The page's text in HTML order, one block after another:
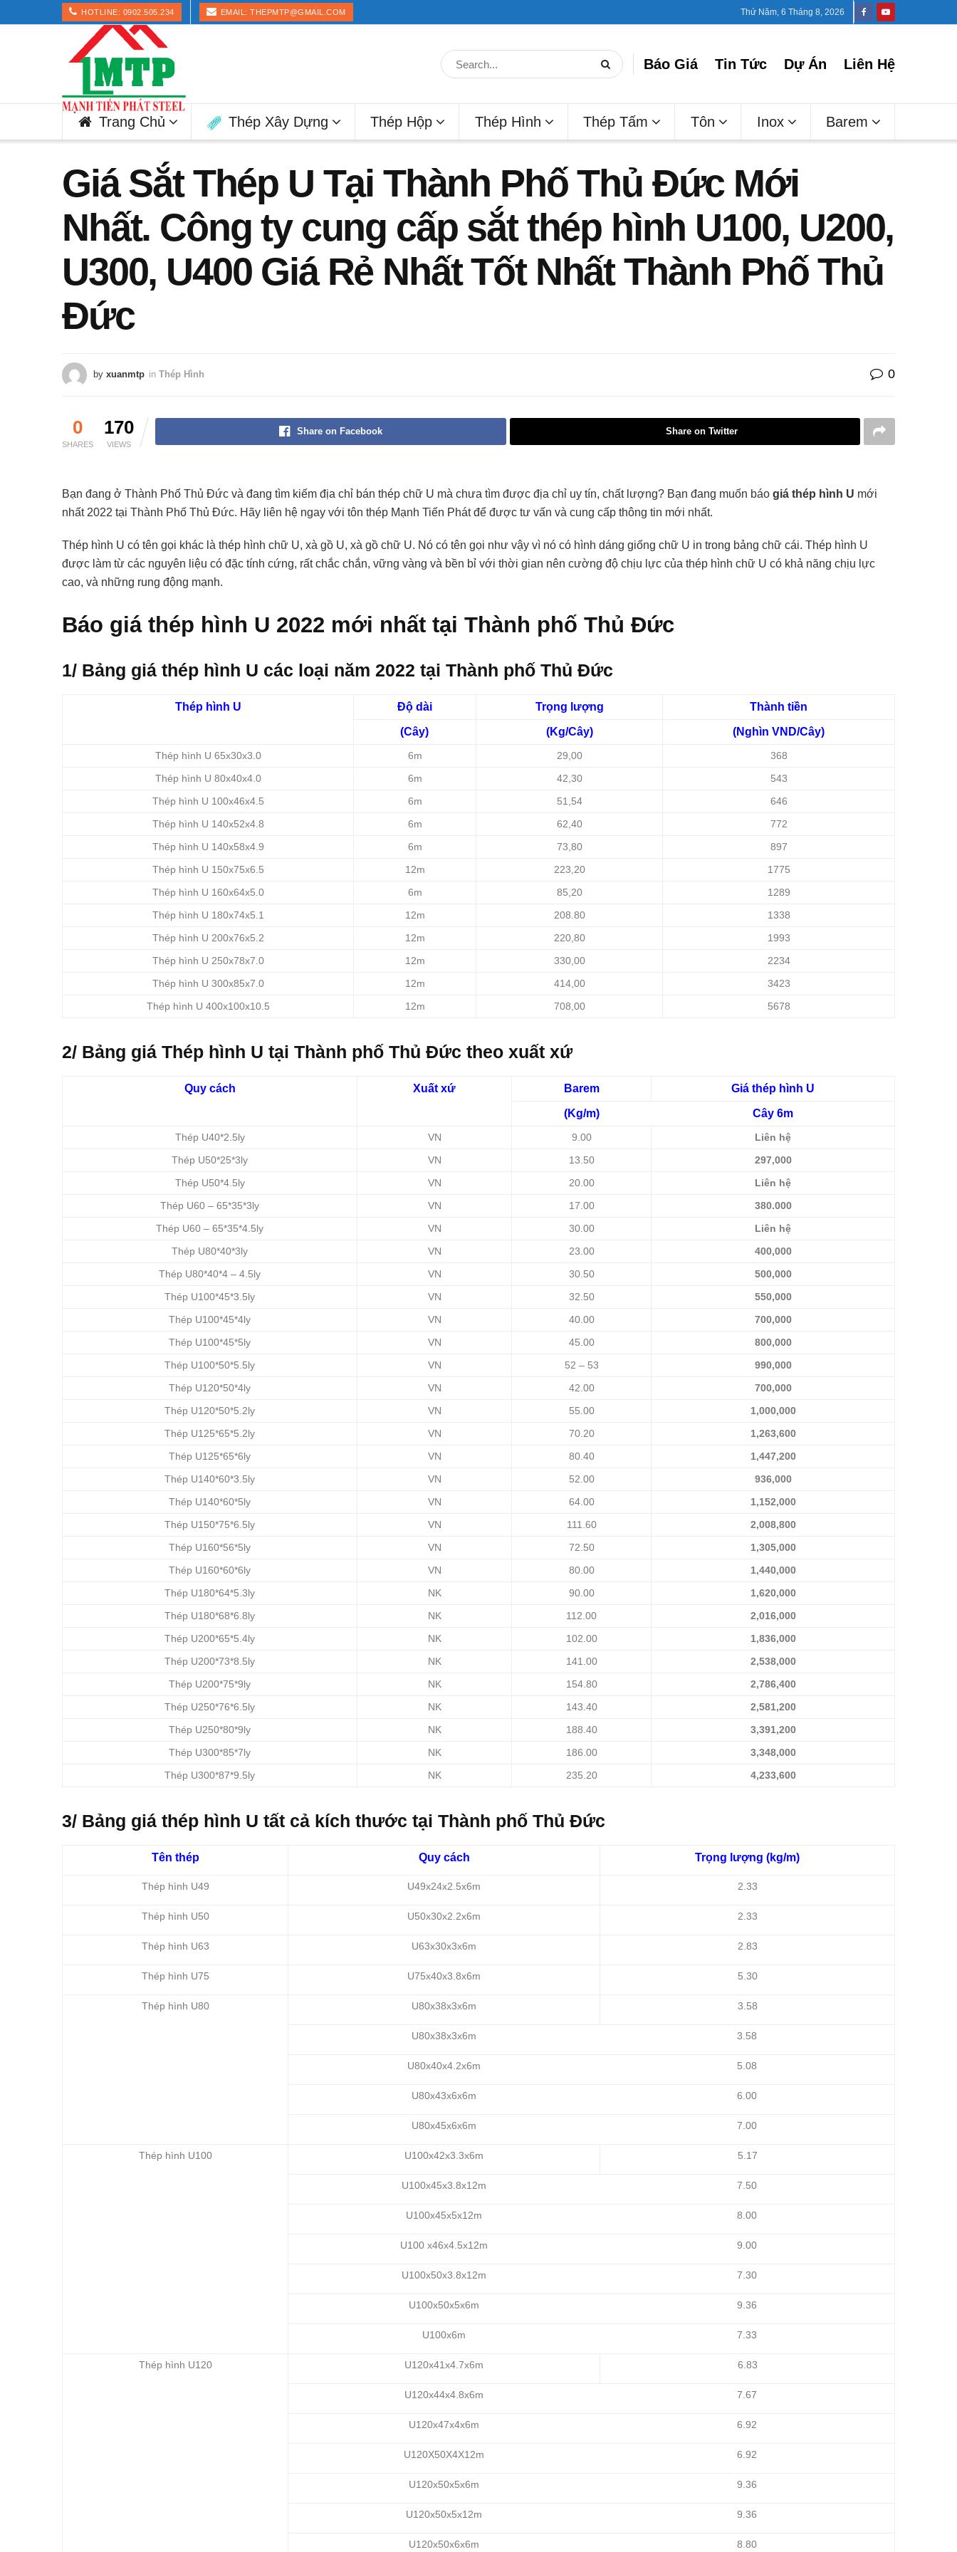
HOTLINE: 0902.505.234 EMAIL: THEPMTP@GMAIL.COM Thứ Năm, 6 Tháng 8, 2026
Báo Giá Tin Tức Dự Án Liên Hệ
Trang Chủ Thép Xây Dựng Thép Hộp Thép Hình Thép Tấm Tôn Inox Barem
Giá Sắt Thép U Tại Thành Phố Thủ Đức Mới
Nhất. Công ty cung cấp sắt thép hình U100, U200,
U300, U400 Giá Rẻ Nhất Tốt Nhất Thành Phố Thủ
Đức
by xuanmtp in Thép Hình 0
0
SHARES
170
VIEWS
Share on Facebook Share on Twitter
Bạn đang ở Thành Phố Thủ Đức và đang tìm kiếm địa chỉ bán thép chữ U mà chưa tìm được địa chỉ uy tín, chất lượng? Bạn đang muốn báo giá thép hình U mới
nhất 2022 tại Thành Phố Thủ Đức. Hãy liên hệ ngay với tôn thép Mạnh Tiến Phát để được tư vấn và cung cấp thông tin mới nhất.
Thép hình U có tên gọi khác là thép hình chữ U, xà gồ U, xà gồ chữ U. Nó có tên gọi như vậy vì nó có hình dáng giống chữ U in trong bảng chữ cái. Thép hình U
được làm từ các nguyên liệu có đặc tính cứng, rất chắc chắn, vững vàng và bền bỉ với thời gian nên cường độ chịu lực của thép hình chữ U có khả năng chịu lực
cao, và những rung động mạnh.
Báo giá thép hình U 2022 mới nhất tại Thành phố Thủ Đức
1/ Bảng giá thép hình U các loại năm 2022 tại Thành phố Thủ Đức
Thép hình U Độ dài Trọng lượng Thành tiền
(Cây) (Kg/Cây) (Nghìn VND/Cây)
Thép hình U 65x30x3.0 6m 29,00 368
Thép hình U 80x40x4.0 6m 42,30 543
Thép hình U 100x46x4.5 6m 51,54 646
Thép hình U 140x52x4.8 6m 62,40 772
Thép hình U 140x58x4.9 6m 73,80 897
Thép hình U 150x75x6.5 12m 223,20 1775
Thép hình U 160x64x5.0 6m 85,20 1289
Thép hình U 180x74x5.1 12m 208.80 1338
Thép hình U 200x76x5.2 12m 220,80 1993
Thép hình U 250x78x7.0 12m 330,00 2234
Thép hình U 300x85x7.0 12m 414,00 3423
Thép hình U 400x100x10.5 12m 708,00 5678
2/ Bảng giá Thép hình U tại Thành phố Thủ Đức theo xuất xứ
Quy cách Xuất xứ Barem Giá thép hình U
(Kg/m) Cây 6m
Thép U40*2.5ly VN 9.00 Liên hệ
Thép U50*25*3ly VN 13.50 297,000
Thép U50*4.5ly VN 20.00 Liên hệ
Thép U60 – 65*35*3ly VN 17.00 380.000
Thép U60 – 65*35*4.5ly VN 30.00 Liên hệ
Thép U80*40*3ly VN 23.00 400,000
Thép U80*40*4 – 4.5ly VN 30.50 500,000
Thép U100*45*3.5ly VN 32.50 550,000
Thép U100*45*4ly VN 40.00 700,000
Thép U100*45*5ly VN 45.00 800,000
Thép U100*50*5.5ly VN 52 – 53 990,000
Thép U120*50*4ly VN 42.00 700,000
Thép U120*50*5.2ly VN 55.00 1,000,000
Thép U125*65*5.2ly VN 70.20 1,263,600
Thép U125*65*6ly VN 80.40 1,447,200
Thép U140*60*3.5ly VN 52.00 936,000
Thép U140*60*5ly VN 64.00 1,152,000
Thép U150*75*6.5ly VN 111.60 2,008,800
Thép U160*56*5ly VN 72.50 1,305,000
Thép U160*60*6ly VN 80.00 1,440,000
Thép U180*64*5.3ly NK 90.00 1,620,000
Thép U180*68*6.8ly NK 112.00 2,016,000
Thép U200*65*5.4ly NK 102.00 1,836,000
Thép U200*73*8.5ly NK 141.00 2,538,000
Thép U200*75*9ly NK 154.80 2,786,400
Thép U250*76*6.5ly NK 143.40 2,581,200
Thép U250*80*9ly NK 188.40 3,391,200
Thép U300*85*7ly NK 186.00 3,348,000
Thép U300*87*9.5ly NK 235.20 4,233,600
3/ Bảng giá thép hình U tất cả kích thước tại Thành phố Thủ Đức
Tên thép Quy cách Trọng lượng (kg/m)
Thép hình U49 U49x24x2.5x6m 2.33
Thép hình U50 U50x30x2.2x6m 2.33
Thép hình U63 U63x30x3x6m 2.83
Thép hình U75 U75x40x3.8x6m 5.30
Thép hình U80 U80x38x3x6m 3.58
U80x38x3x6m 3.58
U80x40x4.2x6m 5.08
U80x43x6x6m 6.00
U80x45x6x6m 7.00
Thép hình U100 U100x42x3.3x6m 5.17
U100x45x3.8x12m 7.50
U100x45x5x12m 8.00
U100 x46x4.5x12m 9.00
U100x50x3.8x12m 7.30
U100x50x5x6m 9.36
U100x6m 7.33
Thép hình U120 U120x41x4.7x6m 6.83
U120x44x4.8x6m 7.67
U120x47x4x6m 6.92
U120X50X4X12m 6.92
U120x50x5x6m 9.36
U120x50x5x12m 9.36
U120x50x6x6m 8.80